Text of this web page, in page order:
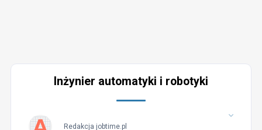
Inżynier automatyki i robotyki
Redakcja jobtime.pl